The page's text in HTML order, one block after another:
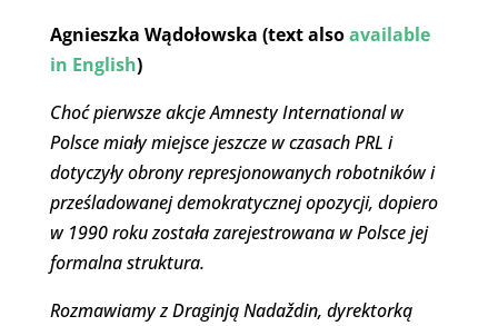
Agnieszka Wądołowska (text alsoavailable
in English)
Choć pierwsze akcje Amnesty International w
Polsce miały miejsce jeszcze w czasach PRL i
dotyczyły obrony represjonowanych robotników i
prześladowanej demokratycznej opozycji, dopiero
w 1990 roku została zarejestrowana w Polsce jej
formalna struktura.
Rozmawiamy z Draginją Nadaždin, dyrektorką